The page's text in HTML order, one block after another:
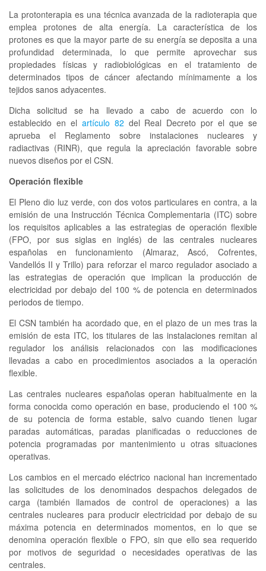
La protonterapia es una técnica avanzada de la radioterapia que
emplea protones de alta energía. La característica de los
protones es que la mayor parte de su energía se deposita a una
profundidad determinada, lo que permite aprovechar sus
propiedades físicas y radiobiológicas en el tratamiento de
determinados tipos de cáncer afectando mínimamente a los
tejidos sanos adyacentes.
Dicha solicitud se ha llevado a cabo de acuerdo con lo
establecido en el artículo 82 del Real Decreto por el que se
aprueba el Reglamento sobre instalaciones nucleares y
radiactivas (RINR), que regula la apreciación favorable sobre
nuevos diseños por el CSN.
Operación flexible
El Pleno dio luz verde, con dos votos particulares en contra, a la
emisión de una Instrucción Técnica Complementaria (ITC) sobre
los requisitos aplicables a las estrategias de operación flexible
(FPO, por sus siglas en inglés) de las centrales nucleares
españolas en funcionamiento (Almaraz, Ascó, Cofrentes,
Vandellós II y Trillo) para reforzar el marco regulador asociado a
las estrategias de operación que implican la producción de
electricidad por debajo del 100 % de potencia en determinados
periodos de tiempo.
El CSN también ha acordado que, en el plazo de un mes tras la
emisión de esta ITC, los titulares de las instalaciones remitan al
regulador los análisis relacionados con las modificaciones
llevadas a cabo en procedimientos asociados a la operación
flexible.
Las centrales nucleares españolas operan habitualmente en la
forma conocida como operación en base, produciendo el 100 %
de su potencia de forma estable, salvo cuando tienen lugar
paradas automáticas, paradas planificadas o reducciones de
potencia programadas por mantenimiento u otras situaciones
operativas.
Los cambios en el mercado eléctrico nacional han incrementado
las solicitudes de los denominados despachos delegados de
carga (también llamados de control de operaciones) a las
centrales nucleares para producir electricidad por debajo de su
máxima potencia en determinados momentos, en lo que se
denomina operación flexible o FPO, sin que ello sea requerido
por motivos de seguridad o necesidades operativas de las
centrales.